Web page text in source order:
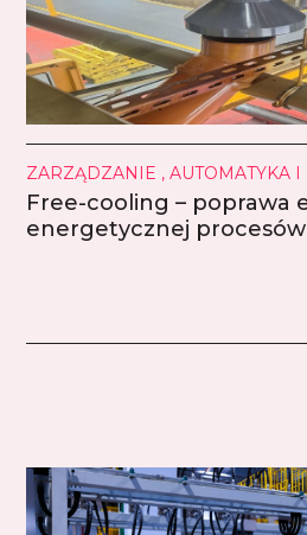
ZARZĄDZANIE , AUTOMATYKA I
Free-cooling – poprawa
energetycznej procesów